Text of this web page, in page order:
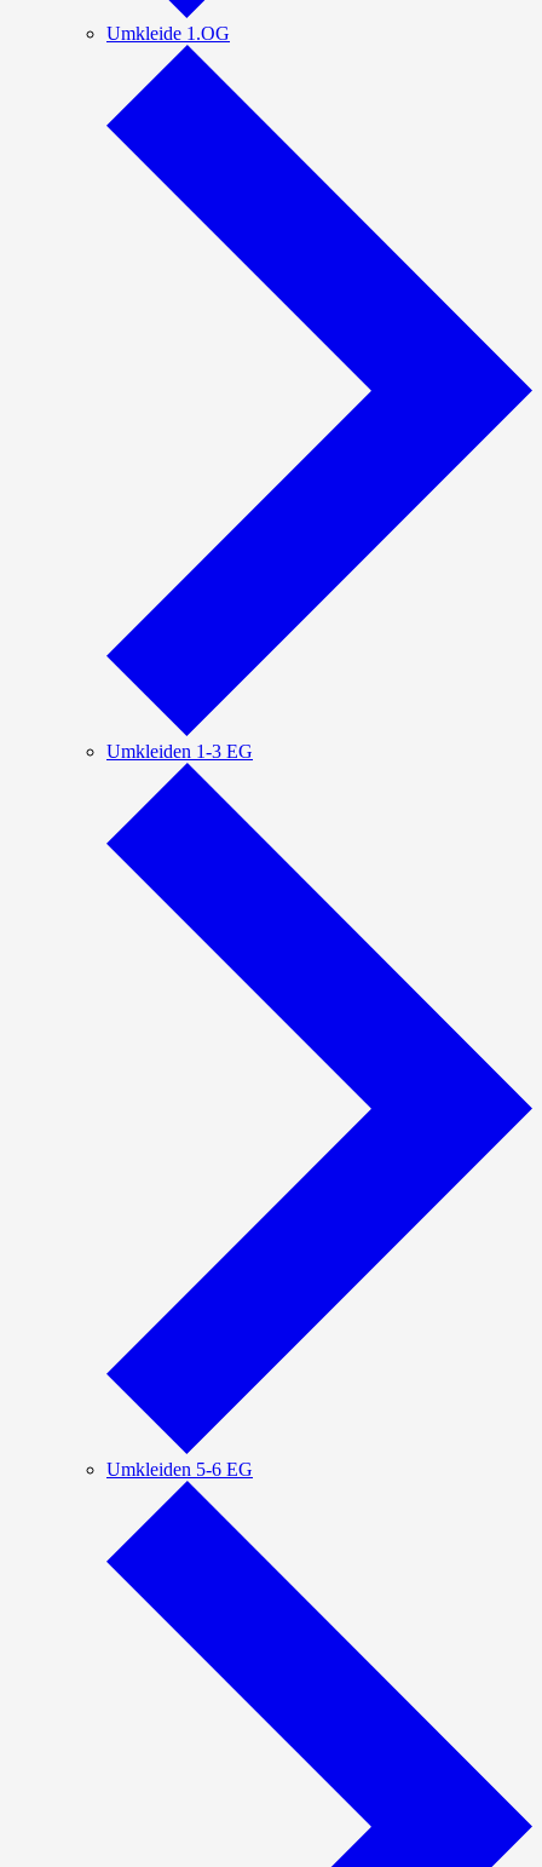
Umkleide 1.OG
Umkleiden 1-3 EG
Umkleiden 5-6 EG